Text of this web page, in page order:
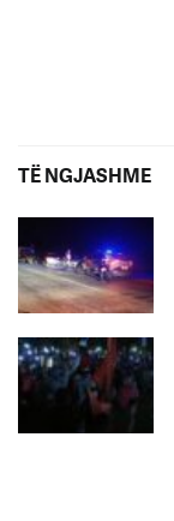
TË NGJASHME